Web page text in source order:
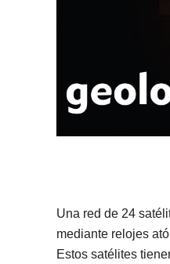
Una red de 24
mediante relojes
Estos satélites